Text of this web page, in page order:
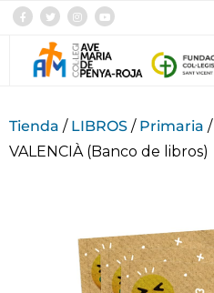
Admissió
Botiga
Tienda / LIBROS / Primaria /
VALENCIÀ (Banco de libros)